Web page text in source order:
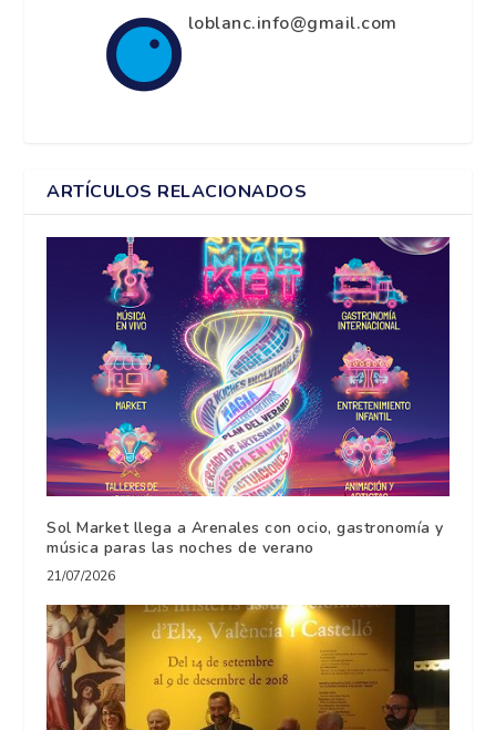
loblanc.info@gmail.com
ARTÍCULOS RELACIONADOS
Sol Market llega a Arenales con ocio, gastronomía y
música paras las noches de verano
21/07/2026